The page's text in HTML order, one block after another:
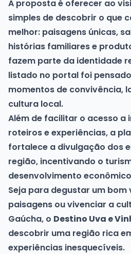
A proposta é oferecer ao
simples de descobrir o que
melhor: paisagens únicas,
histórias familiares e
fazem parte da identidade
listado no portal foi
momentos de convivência,
cultura local.
Além de facilitar o acesso a
roteiros e experiências, a
fortalece a divulgação dos
região, incentivando o
desenvolvimento
Seja para degustar um bom
paisagens ou vivenciar a
Gaúcha, o Destino Uva e
descobrir uma região rica
experiências inesquecíveis.